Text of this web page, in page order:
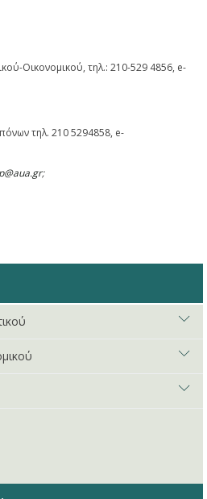
Οικονομικού, τηλ.: 210-529 4856, e-
τηλ. 210 5294858, e-
@aua.gr;